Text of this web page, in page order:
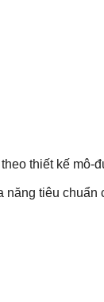
thiết kế mô-
tiêu